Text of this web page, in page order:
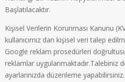
Başlatılacaktır.
Kişisel Verilerin Korunması Kanunu
kullanıcımız dan kişisel veri talep
Google reklam prosedürleri
reklamlar uygulanmaktadır.Talebiniz
ayarlarınızda düzenleme yapabilirsiniz.